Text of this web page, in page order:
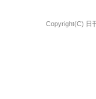
Copyright(C) 日